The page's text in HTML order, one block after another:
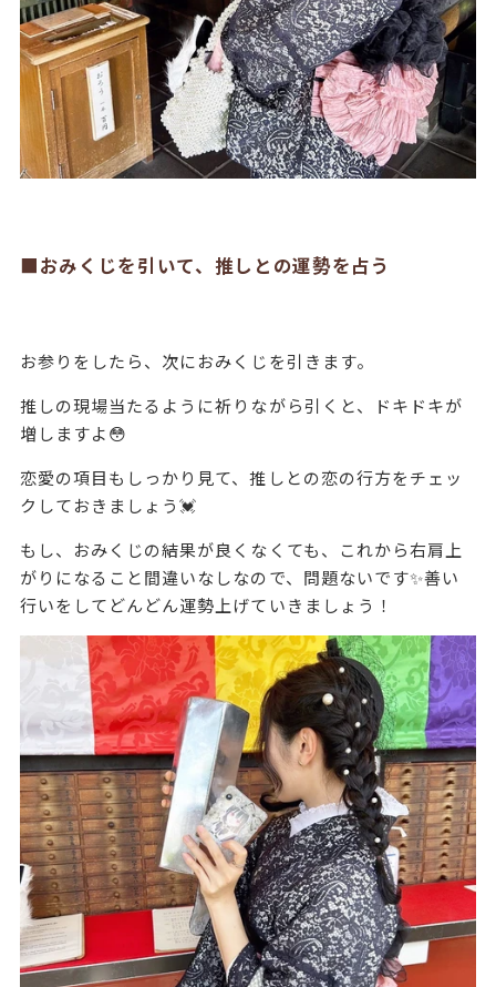
■おみくじを引いて、推しとの運勢を占う
お参りをしたら、次におみくじを引きます。
推しの現場当たるように祈りながら引くと、ドキドキが
増しますよ😳
恋愛の項目もしっかり見て、推しとの恋の行方をチェッ
クしておきましょう💓
もし、おみくじの結果が良くなくても、これから右肩上
がりになること間違いなしなので、問題ないです✨善い
行いをしてどんどん運勢上げていきましょう！